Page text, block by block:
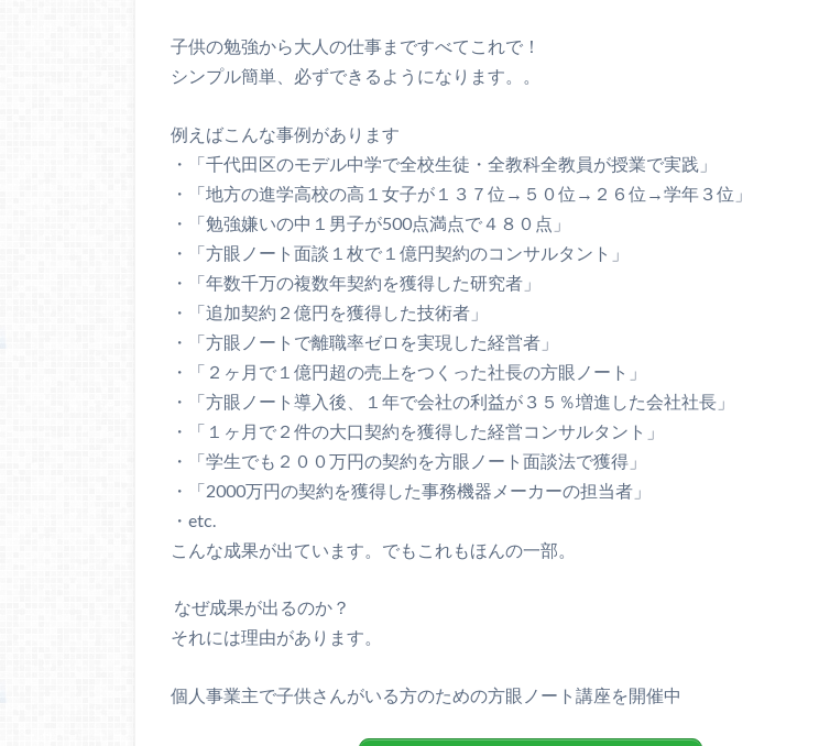
子供の勉強から大人の仕事まですべてこれで！
シンプル簡単、必ずできるようになります。。
例えばこんな事例があります
・「千代田区のモデル中学で全校生徒・全教科全教員が授業で実践」
・「地方の進学高校の高１女子が１３７位→５０位→２６位→学年３位」
・「勉強嫌いの中１男子が500点満点で４８０点」
・「方眼ノート面談１枚で１億円契約のコンサルタント」
・「年数千万の複数年契約を獲得した研究者」
・「追加契約２億円を獲得した技術者」
・「方眼ノートで離職率ゼロを実現した経営者」
・「２ヶ月で１億円超の売上をつくった社長の方眼ノート」
・「方眼ノート導入後、１年で会社の利益が３５％増進した会社社長」
・「１ヶ月で２件の大口契約を獲得した経営コンサルタント」
・「学生でも２００万円の契約を方眼ノート面談法で獲得」
・「2000万円の契約を獲得した事務機器メーカーの担当者」
・etc.
こんな成果が出ています。でもこれもほんの一部。
なぜ成果が出るのか？
それには理由があります。
個人事業主で子供さんがいる方のための方眼ノート講座を開催中